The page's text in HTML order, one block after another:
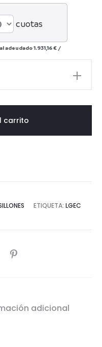
cuotas
adeudado1.931,16 € /
carrito
ETIQUETA: LGEC
adicional